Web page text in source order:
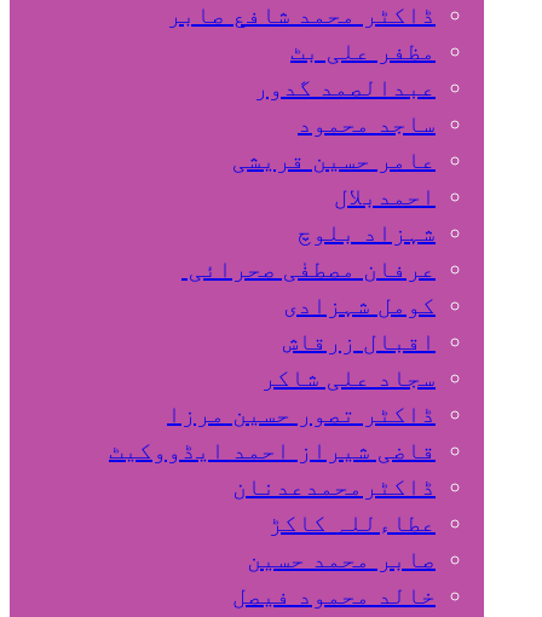
ڈاکٹر محمد شافع صابر
مظفر علی بٹ
عبدالصمد گدور
ساجد محمود
عامر حسین قریشی
اﺣﻤﺪﺑﻼل
شہزاد بلوچ
عرفان مصطفٰی صحرائی
کومل شہزادی
اقبال زرقاش
سجاد علی شاکر
ڈاکٹر تصور حسین مرزا
قاضی شیراز احمد ایڈووکیٹ
ڈاکٹرمحمدعدنان
عطاءللہ کاکڑ
صابر محمد حسین
خالد محمود فیصل